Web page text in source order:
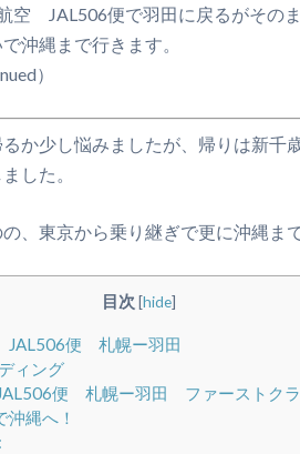
JAL506便で羽田に戻るがその
沖縄まで行きます。
）
るか少し悩みましたが、帰りは新千
した。
、東京から乗り継ぎで更に沖縄ま
目次 [hide]
JAL506便 札幌ー羽田
ィング
便 札幌ー羽田 ファーストク
沖縄へ！